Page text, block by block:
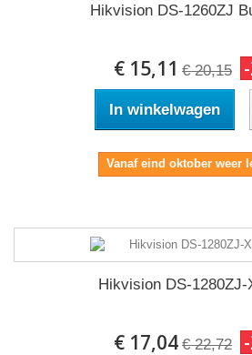
Hikvision DS-1260ZJ
€ 15,11 € 20,15
In winkelwagen
Vanaf eind oktober weer
Hikvision DS-1280ZJ-
€ 17,04 € 22,72